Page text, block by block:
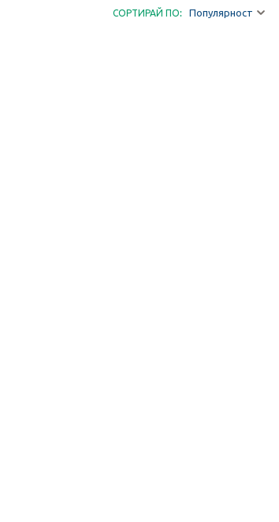
СОРТИРАЙ ПО: Популярност